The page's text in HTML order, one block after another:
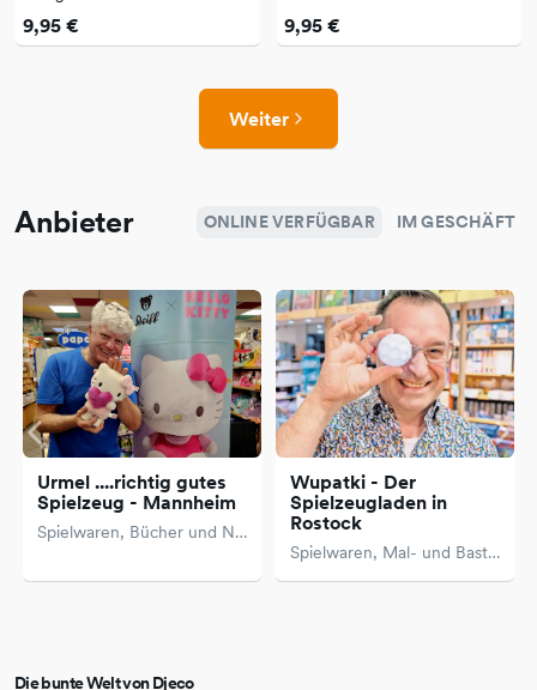
9,95 € 9,95 €
Weiter
Anbieter ONLINE VERFÜGBAR IM GESCHÄFT
Urmel ....richtig gutes
Spielzeug - Mannheim
Spielwaren, Bücher und Neue Medien
Wupatki - Der
Spielzeugladen in
Rostock
Spielwaren, Mal- und Bastelartikel
Die bunte Welt von Djeco